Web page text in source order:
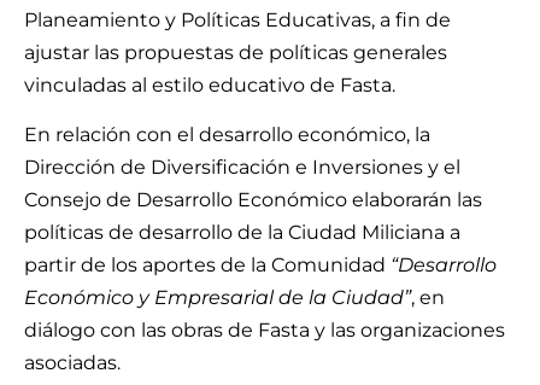
Planeamiento y Políticas Educativas, a fin de
ajustar las propuestas de políticas generales
vinculadas al estilo educativo de Fasta.
En relación con el desarrollo económico, la
Dirección de Diversificación e Inversiones y el
Consejo de Desarrollo Económico elaborarán las
políticas de desarrollo de la Ciudad Miliciana a
partir de los aportes de la Comunidad “Desarrollo
Económico y Empresarial de la Ciudad”, en
diálogo con las obras de Fasta y las organizaciones
asociadas.